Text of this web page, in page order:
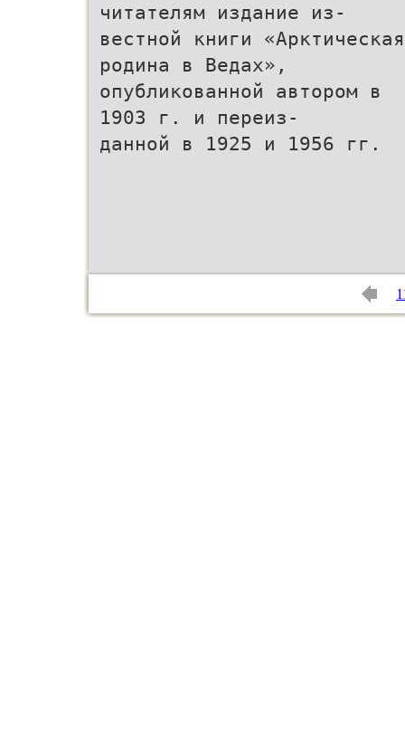
читателям издание из-
вестной книги «Арктическая
родина в Ведах»,
опубликованной автором в
1903 г. и переиз-
данной в 1925 и 1956 гг.